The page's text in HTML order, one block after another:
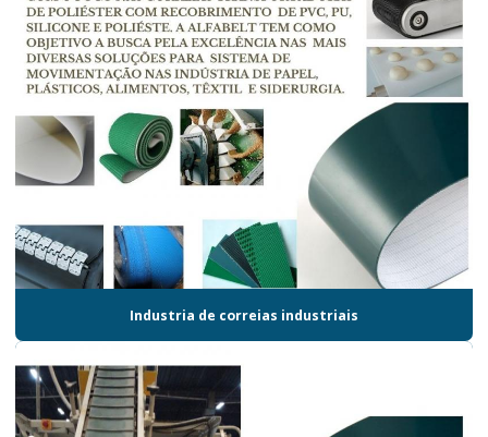
Industria de correias industriais